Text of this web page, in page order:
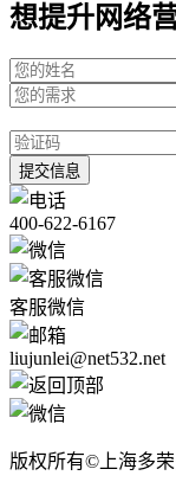
想提升网络
提交信息
400-622-6167
客服微信
liujunlei@net532.net
版权所有©上海多